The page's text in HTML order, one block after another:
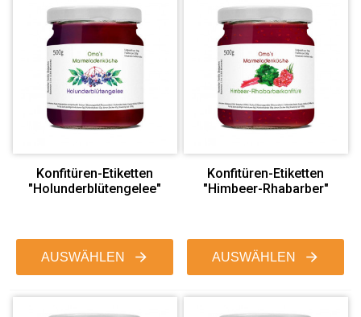
Konfitüren-Etiketten
"Holunderblütengelee"
AUSWÄHLEN
Konfitüren-Etiketten
"Himbeer-Rhabarber"
AUSWÄHLEN